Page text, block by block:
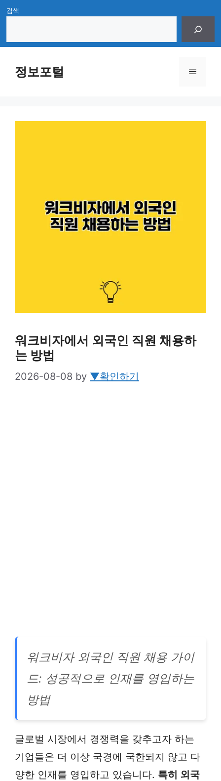
Skip
content
검색
정보포털 Menu
워크비자에서 외국인 직원 채용하
는 방법
2026-08-08 by ▼확인하기
워크비자 외국인 직원 채용 가이
드: 성공적으로 인재를 영입하는
방법
글로벌 시장에서 경쟁력을 갖추고자 하는
기업들은 더 이상 국경에 국한되지 않고 다
양한 인재를 영입하고 있습니다. 특히 외국